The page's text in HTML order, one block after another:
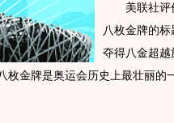
美联社评
八枚金牌的标
夺得八金超越
枚金牌是奥运会历史上最壮丽的